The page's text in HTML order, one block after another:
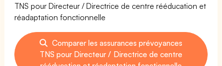
TNS pour Directeur / Directrice de centre rééducation et
réadaptation fonctionnelle
Comparer les assurances prévoyances
TNS pour Directeur / Directrice de centre